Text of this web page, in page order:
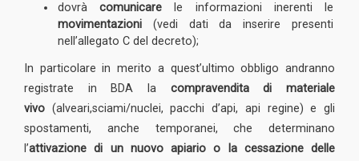
dovràcomunicare le informazioni inerenti le
movimentazioni (vedi dati da inserire presenti
nell’allegato C del decreto);
In particolare in merito a quest’ultimo obbligo andranno
registrate in BDA la compravendita di materiale
vivo (alveari,sciami/nuclei, pacchi d’api, api regine) e gli
spostamenti, anche temporanei, che determinano
l’attivazione di un nuovo apiario o la cessazione delle